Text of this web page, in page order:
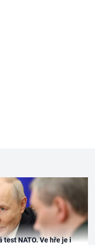
NATO. Ve hře je i